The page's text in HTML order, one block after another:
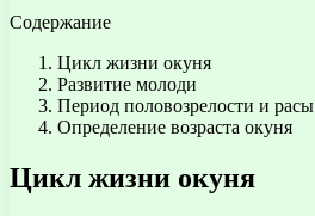
Содержание
Цикл жизни окуня
Развитие молоди
Период половозрелости и расы
Определение возраста окуня
Цикл жизни окуня